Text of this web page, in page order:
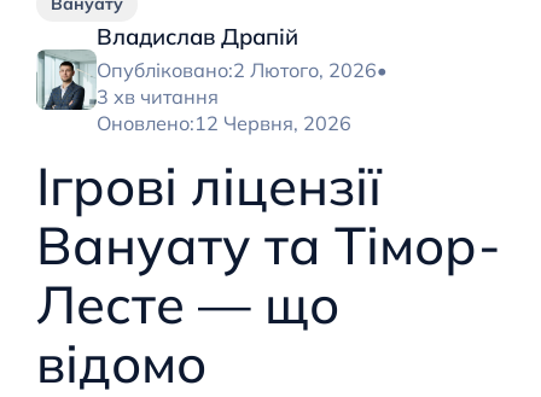
Ігрові ліцензії
Вануату та Тімор-
Лесте — що
відомо
Владислав Драпій
Опубліковано:2 Лютого, 2026•
3 хв читання
Оновлено:12 Червня, 2026